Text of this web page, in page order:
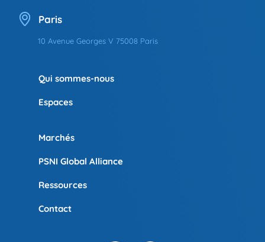
Paris
10 Avenue Georges V 75008 Paris
Qui sommes-nous
Espaces
Marchés
PSNI Global Alliance
Ressources
Contact